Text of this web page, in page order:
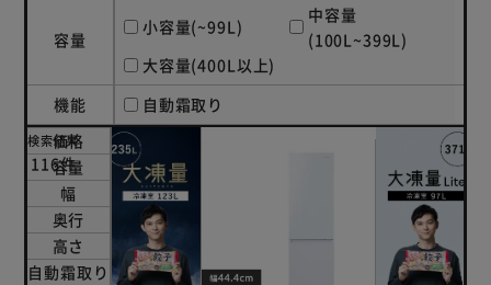
容量
小容量(~99L)
中容量
(100L~399L)
大容量(400L以上)
機能
自動霜取り
価格
容量
幅
奥行
高さ
自動霜取り
検索結果
116件